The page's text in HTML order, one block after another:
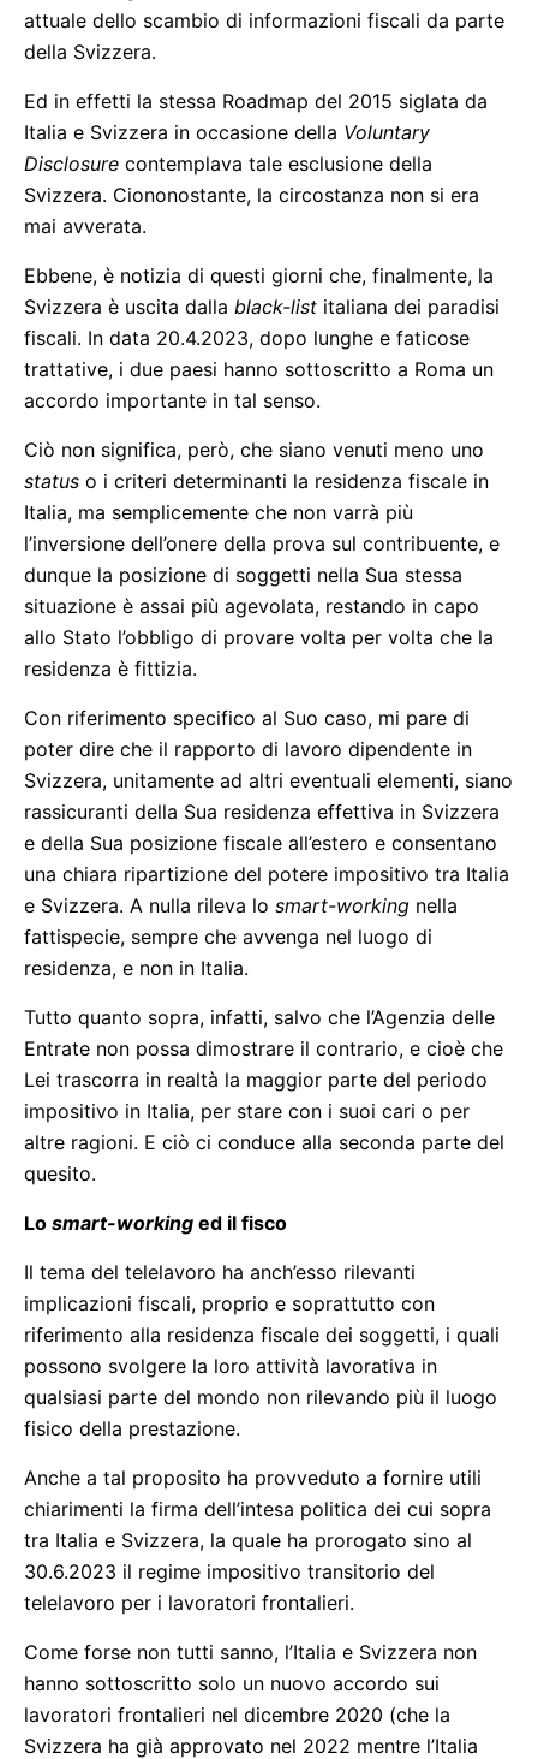
attuale dello scambio di informazioni fiscali da parte
della Svizzera.
Ed in effetti la stessa Roadmap del 2015 siglata da
Italia e Svizzera in occasione della Voluntary
Disclosure contemplava tale esclusione della
Svizzera. Ciononostante, la circostanza non si era
mai avverata.
Ebbene, è notizia di questi giorni che, finalmente, la
Svizzera è uscita dalla black-list italiana dei paradisi
fiscali. In data 20.4.2023, dopo lunghe e faticose
trattative, i due paesi hanno sottoscritto a Roma un
accordo importante in tal senso.
Ciò non significa, però, che siano venuti meno uno
status o i criteri determinanti la residenza fiscale in
Italia, ma semplicemente che non varrà più
l’inversione dell’onere della prova sul contribuente, e
dunque la posizione di soggetti nella Sua stessa
situazione è assai più agevolata, restando in capo
allo Stato l’obbligo di provare volta per volta che la
residenza è fittizia.
Con riferimento specifico al Suo caso, mi pare di
poter dire che il rapporto di lavoro dipendente in
Svizzera, unitamente ad altri eventuali elementi, siano
rassicuranti della Sua residenza effettiva in Svizzera
e della Sua posizione fiscale all’estero e consentano
una chiara ripartizione del potere impositivo tra Italia
e Svizzera. A nulla rileva lo smart-working nella
fattispecie, sempre che avvenga nel luogo di
residenza, e non in Italia.
Tutto quanto sopra, infatti, salvo che l’Agenzia delle
Entrate non possa dimostrare il contrario, e cioè che
Lei trascorra in realtà la maggior parte del periodo
impositivo in Italia, per stare con i suoi cari o per
altre ragioni. E ciò ci conduce alla seconda parte del
quesito.
Lo smart-working ed il fisco
Il tema del telelavoro ha anch’esso rilevanti
implicazioni fiscali, proprio e soprattutto con
riferimento alla residenza fiscale dei soggetti, i quali
possono svolgere la loro attività lavorativa in
qualsiasi parte del mondo non rilevando più il luogo
fisico della prestazione.
Anche a tal proposito ha provveduto a fornire utili
chiarimenti la firma dell’intesa politica dei cui sopra
tra Italia e Svizzera, la quale ha prorogato sino al
30.6.2023 il regime impositivo transitorio del
telelavoro per i lavoratori frontalieri.
Come forse non tutti sanno, l’Italia e Svizzera non
hanno sottoscritto solo un nuovo accordo sui
lavoratori frontalieri nel dicembre 2020 (che la
Svizzera ha già approvato nel 2022 mentre l’Italia